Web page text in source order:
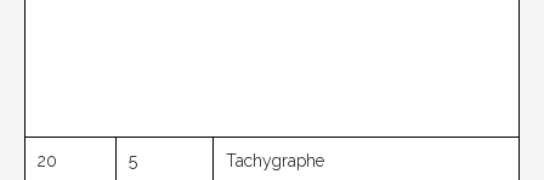
20 5 Tachygraphe